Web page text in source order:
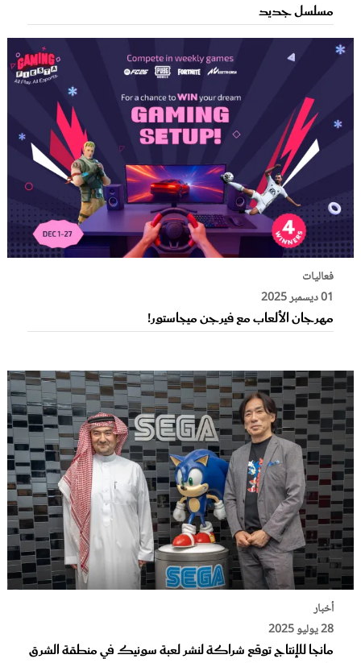
مسلسل جديد
فعاليات
01 ديسمبر 2025
مهرجان الألعاب مع فيرجن ميجاستور!
أخبار
28 يوليو 2025
مانجا للإنتاج توقع شراكة لنشر لعبة سونيك في منطقة الشرق